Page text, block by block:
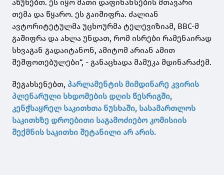
აწუხებთ. ეს იყო მათი დაფინანსების მთავარი
თემა და წყარო. ეს გაიშიფრა. ძალიან
ავტორიტეტულმა უცხოურმა ტელევიზიამ, BBC-მ
გაშიფრა და ახლა უნდათ, რომ ისრები რამენაირად
სხვაგან გადაიტანონ, ამიტომ არიან ამით
შეშფოთებულები“, - განაცხადა მამუკა მდინარაძემ.
შეგახსენებთ, პარლამენტის მიმდინარე კვირის
პლენარული სხდომების დღის წესრიგში,
კენჭსაყრელ საკითხთა ნუსხაში, სასამართლოს
საკითხზე დროებითი საგამოძიებო კომისიის
შექმნის საკითხი შეტანილი არ არის.